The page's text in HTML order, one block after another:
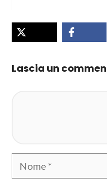
Lascia un
Nome